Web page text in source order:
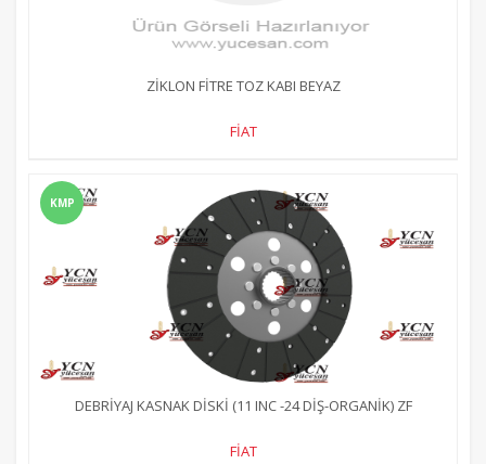
ZİKLON FİTRE TOZ KABI BEYAZ
FİAT
KMP
DEBRİYAJ KASNAK DİSKİ (11 INC -24 DİŞ-ORGANİK) ZF
FİAT